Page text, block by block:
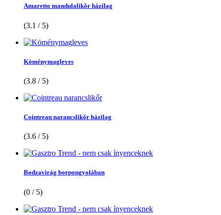
Amaretto mandulalikőr házilag
(3.1 / 5)
Köménymagleves
(3.8 / 5)
Cointreau narancslikőr házilag
(3.6 / 5)
Bodzavirág borpongyolában
(0 / 5)